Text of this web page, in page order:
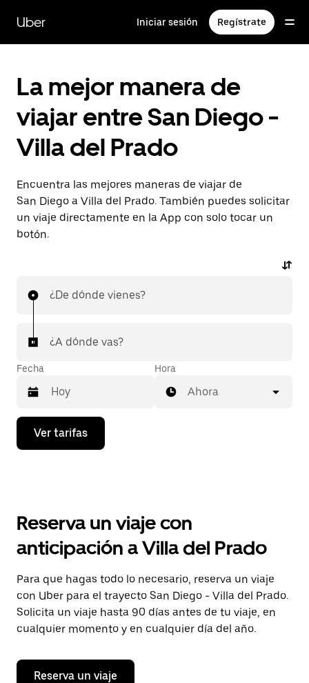
contenido
principal
Uber Iniciar sesión Regístrate
La mejor manera de
viajar entre San Diego -
Villa del Prado
Encuentra las mejores maneras de viajar de
San Diego a Villa del Prado. También puedes solicitar
un viaje directamente en la App con solo tocar un
botón.
¿De dónde vienes?
¿A dónde vas?
Fecha
Presiona
flecha
el
y
selecciona
una
fecha.
Presiona
la
tecla Esc
para
el
calendario.
Hora
Ahora
Ver tarifas
Reserva un viaje con
anticipación a Villa del Prado
Para que hagas todo lo necesario, reserva un viaje
con Uber para el trayecto San Diego - Villa del Prado.
Solicita un viaje hasta 90 días antes de tu viaje, en
cualquier momento y en cualquier día del año.
Reserva un viaje